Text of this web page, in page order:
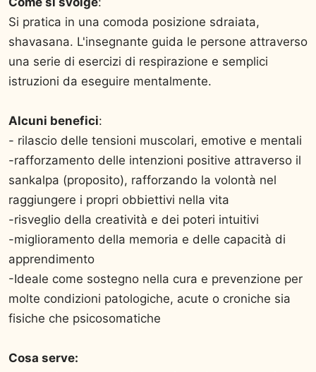
Si pratica in una comoda posizione sdraiata,
shavasana. L'insegnante guida le persone attraverso
una serie di esercizi di respirazione e semplici
istruzioni da eseguire mentalmente.
Alcuni benefici:
- rilascio delle tensioni muscolari, emotive e mentali
-rafforzamento delle intenzioni positive attraverso il
sankalpa (proposito), rafforzando la volontà nel
raggiungere i propri obbiettivi nella vita
-risveglio della creatività e dei poteri intuitivi
-miglioramento della memoria e delle capacità di
apprendimento
-Ideale come sostegno nella cura e prevenzione per
molte condizioni patologiche, acute o croniche sia
fisiche che psicosomatiche
Cosa serve: